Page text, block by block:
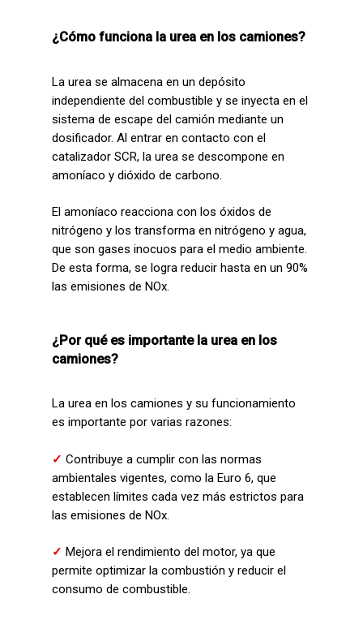
¿Cómo funciona la urea en los camiones?
La urea se almacena en un depósito
independiente del combustible y se inyecta en el
sistema de escape del camión mediante un
dosificador. Al entrar en contacto con el
catalizador SCR, la urea se descompone en
amoníaco y dióxido de carbono.
El amoníaco reacciona con los óxidos de
nitrógeno y los transforma en nitrógeno y agua,
que son gases inocuos para el medio ambiente.
De esta forma, se logra reducir hasta en un 90%
las emisiones de NOx.
¿Por qué es importante la urea en los
camiones?
La urea en los camiones y su funcionamiento
es importante por varias razones:
✓ Contribuye a cumplir con las normas
ambientales vigentes, como la Euro 6, que
establecen límites cada vez más estrictos para
las emisiones de NOx.
✓ Mejora el rendimiento del motor, ya que
permite optimizar la combustión y reducir el
consumo de combustible.